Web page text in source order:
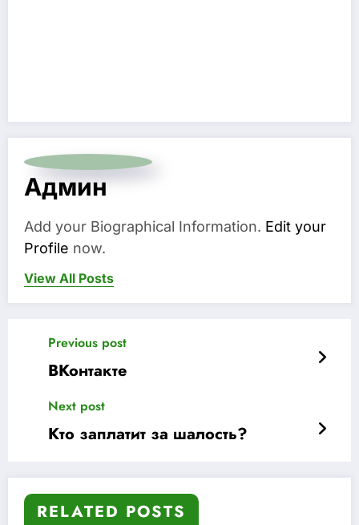
Админ
Add your Biographical Information. Edit your
Profile now.
View All Posts
Previous post
ВКонтакте
Next post
Кто заплатит за шалость?
RELATED POSTS